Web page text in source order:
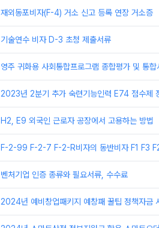
재외동포비자(F-4) 거소 신고 등록 연장 거소증
기술연수 비자 D-3 초청 제출서류
영주 귀화용 사회통합프로그램 종합평가 및 통합
2023년 2분기 추가 숙련기능인력 E74 점수제
H2, E9 외국인 근로자 공장에서 고용하는 방법
F-2-99 F-2-7 F-2-R비자의 동반비자 F1 F3
벤처기업 인증 종류와 필요서류, 수수료
2024년 예비창업패키지 예창패 꿀팁 정책자금